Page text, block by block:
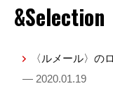
&Selection
〈ルメール〉の
— 2020.01.19